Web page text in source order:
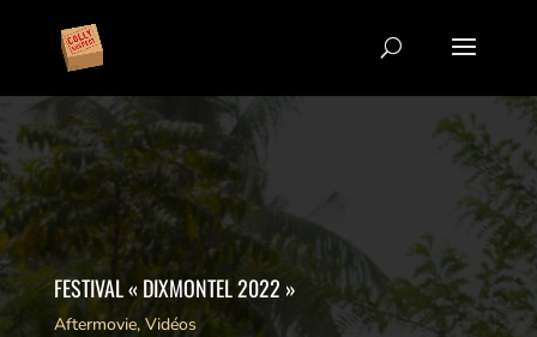
FESTIVAL « DIXMONTEL 2022 »
Aftermovie, Vidéos